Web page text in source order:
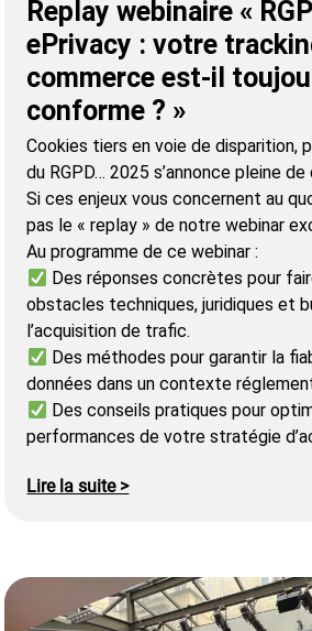
Replay webinaire «
ePrivacy : votre
commerce est-il
conforme ? »
Cookies tiers en voie de disparition,
du RGPD… 2025 s’annonce pleine de
Si ces enjeux vous concernent au
pas le « replay » de notre webinar
Au programme de ce webinar :
Des réponses concrètes pour
obstacles techniques, juridiques et
l’acquisition de trafic.
Des méthodes pour garantir la
données dans un contexte
Des conseils pratiques pour
performances de votre stratégie
Lire la suite >